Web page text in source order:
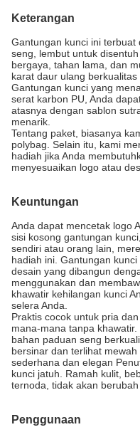
Keterangan
Gantungan kunci ini terbuat
seng, lembut untuk
bergaya, tahan lama, dan
karat daur ulang berkualitas
Gantungan kunci yang
serat karbon PU, Anda
atasnya dengan sablon
menarik.
Tentang paket, biasanya
polybag. Selain itu, kami
hadiah jika Anda
menyesuaikan logo atau
Keuntungan
Anda dapat mencetak logo
sisi kosong gantungan
sendiri atau orang lain,
hadiah ini. Gantungan
desain yang dibangun
menggunakan dan
khawatir kehilangan kunci
selera Anda.
Praktis cocok untuk pria
mana-mana tanpa
bahan paduan seng
bersinar dan terlihat
sederhana dan elegan
kunci jatuh. Ramah kulit,
ternoda, tidak akan
Penggunaan